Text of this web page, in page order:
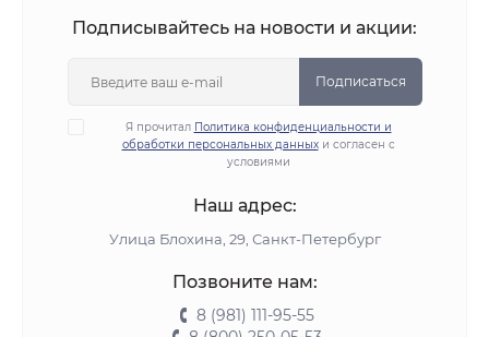
Подписывайтесь на новости и акции:
Подписаться
Я прочитал Политика конфиденциальности и
обработки персональных данныхи согласен с
условиями
Наш адрес:
Улица Блохина, 29, Санкт-Петербург
Позвоните нам:
8 (981) 111-95-55